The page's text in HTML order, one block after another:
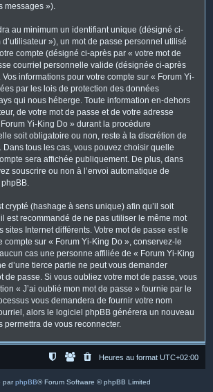
messages »).
au minimum un identifiant unique (désigné ci-
»), un mot de passe personnel utilisé
compte (désigné ci-après par « votre mot de
courriel personnelle valide (désignée ci-après
informations pour votre compte sur « Forum Yi-
par les lois de protection des données
qui nous héberge. Toute information en-dehors
de votre mot de passe et de votre adresse
Yi-King Do » durant la procédure
soit obligatoire ou non, reste à la discrétion de
Dans tous les cas, vous pouvez choisir quelle
sera affichée publiquement. De plus, dans
souscrire ou non à l’envoi automatique de
crypté (hashage à sens unique) afin qu’il soit
est recommandé de ne pas utiliser le même mot
sites Internet différents. Votre mot de passe est le
compte sur « Forum Yi-King Do », conservez-le
cas une personne affiliée de « Forum Yi-King
d’une tierce partie ne peut vous demander
de passe. Si vous oubliez votre mot de passe, vous
« J’ai oublié mon mot de passe » fournie par le
vous demandera de fournir votre nom
alors le logiciel phpBB générera un nouveau
permettra de vous reconnecter.
Heures au format UTC+02:00
parphpBB® Forum Software © phpBB Limited